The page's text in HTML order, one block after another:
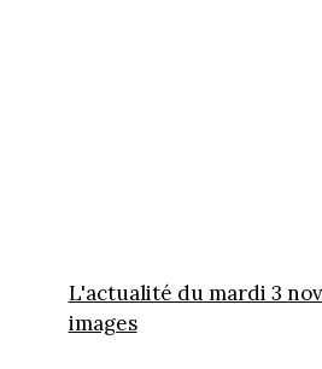
L'actualité du mardi 3
images